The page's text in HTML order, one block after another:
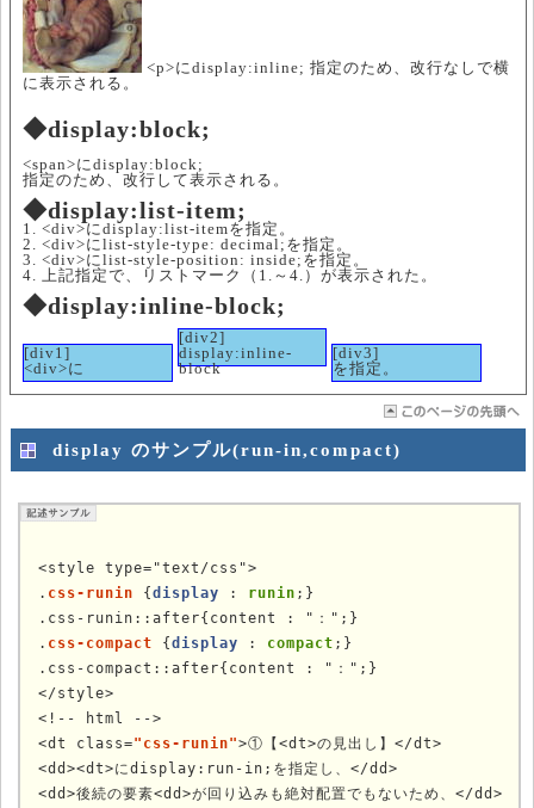
<p>にdisplay:inline; 指定のため、改行なしで横
に表示される。
◆display:block;
<span>にdisplay:block;
指定のため、改行して表示される。
◆display:list-item;
<div>にdisplay:list-itemを指定。
<div>にlist-style-type: decimal;を指定。
<div>にlist-style-position: inside;を指定。
上記指定で、リストマーク（1.～4.）が表示された。
◆display:inline-block;
[div1]
<div>に
[div2]
display:inline-
block
[div3]
を指定。
display のサンプル(run-in,compact)
<style type="text/css">
. css-runin { display : runin ;}
.css-runin::after{content : "：";}
. css-compact { display : compact ;}
.css-compact::after{content : "：";}
</style>
<!-- html -->
<dt class="css-runin">①【<dt>の見出し】</dt>
<dd><dt>にdisplay:run-in;を指定し、</dd>
<dd>後続の要素<dd>が回り込みも絶対配置でもないため、</dd>